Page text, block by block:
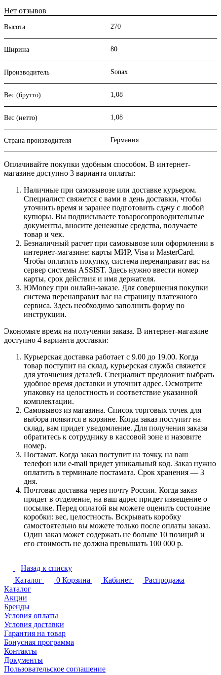
Нет отзывов
Высота 270
Ширина 80
Производитель Sonax
Вес (брутто) 1,08
Вес (нетто) 1,08
Страна производителя Германия
Оплачивайте покупки удобным способом. В интернет-
магазине доступно 3 варианта оплаты:
Наличные при самовывозе или доставке курьером.
Специалист свяжется с вами в день доставки, чтобы
уточнить время и заранее подготовить сдачу с любой
купюры. Вы подписываете товаросопроводительные
документы, вносите денежные средства, получаете
товар и чек.
Безналичный расчет при самовывозе или оформлении в
интернет-магазине: карты МИР, Visa и MasterCard.
Чтобы оплатить покупку, система перенаправит вас на
сервер системы ASSIST. Здесь нужно ввести номер
карты, срок действия и имя держателя.
ЮMoney при онлайн-заказе. Для совершения покупки
система перенаправит вас на страницу платежного
сервиса. Здесь необходимо заполнить форму по
инструкции.
Экономьте время на получении заказа. В интернет-магазине
доступно 4 варианта доставки:
Курьерская доставка работает с 9.00 до 19.00. Когда
товар поступит на склад, курьерская служба свяжется
для уточнения деталей. Специалист предложит выбрать
удобное время доставки и уточнит адрес. Осмотрите
упаковку на целостность и соответствие указанной
комплектации.
Самовывоз из магазина. Список торговых точек для
выбора появится в корзине. Когда заказ поступит на
склад, вам придет уведомление. Для получения заказа
обратитесь к сотруднику в кассовой зоне и назовите
номер.
Постамат. Когда заказ поступит на точку, на ваш
телефон или e-mail придет уникальный код. Заказ нужно
оплатить в терминале постамата. Срок хранения — 3
дня.
Почтовая доставка через почту России. Когда заказ
придет в отделение, на ваш адрес придет извещение о
посылке. Перед оплатой вы можете оценить состояние
коробки: вес, целостность. Вскрывать коробку
самостоятельно вы можете только после оплаты заказа.
Один заказ может содержать не больше 10 позиций и
его стоимость не должна превышать 100 000 р.
Назад к списку
Каталог
0 Корзина Кабинет
Распродажа
Каталог
Акции
Бренды
Условия оплаты
Условия доставки
Гарантия на товар
Бонусная программа
Контакты
Документы
Пользовательское соглашение